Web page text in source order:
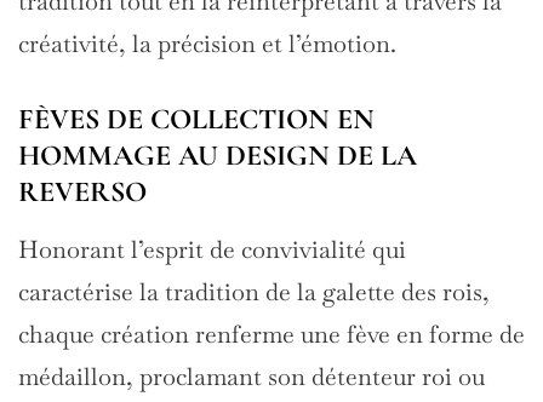
créativité, la précision et l’émotion.
FÈVES DE COLLECTION EN
HOMMAGE AU DESIGN DE LA
REVERSO
Honorant l’esprit de convivialité qui
caractérise la tradition de la galette des rois,
chaque création renferme une fève en forme de
médaillon, proclamant son détenteur roi ou